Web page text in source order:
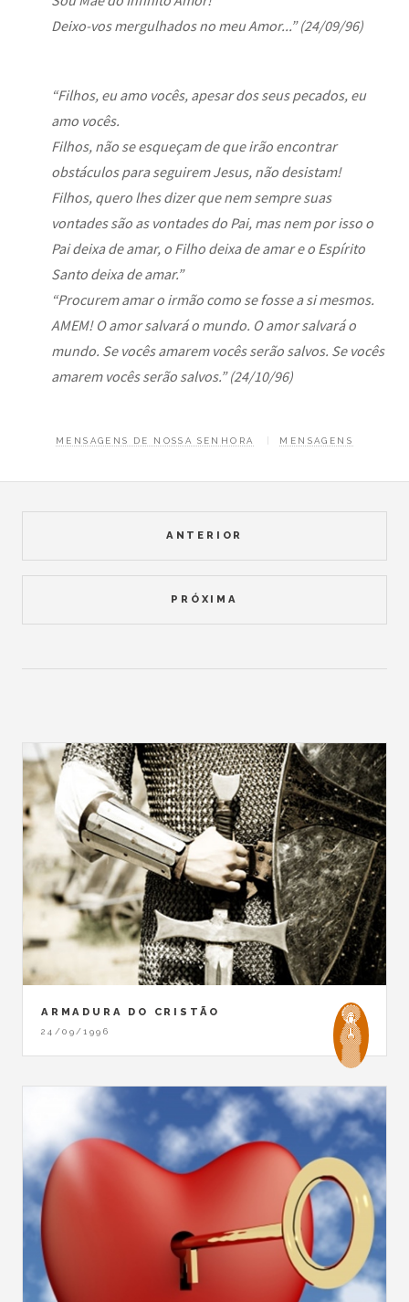
Deixo-vos mergulhados no meu Amor...” (24/09/96)
“Filhos, eu amo vocês, apesar dos seus pecados, eu
amo vocês.
Filhos, não se esqueçam de que irão encontrar
obstáculos para seguirem Jesus, não desistam!
Filhos, quero lhes dizer que nem sempre suas
vontades são as vontades do Pai, mas nem por isso o
Pai deixa de amar, o Filho deixa de amar e o Espírito
Santo deixa de amar.”
“Procurem amar o irmão como se fosse a si mesmos.
AMEM! O amor salvará o mundo. O amor salvará o
mundo. Se vocês amarem vocês serão salvos. Se vocês
amarem vocês serão salvos.” (24/10/96)
MENSAGENS DE NOSSA SENHORA MENSAGENS
ANTERIOR
PRÓXIMA
ARMADURA DO CRISTÃO
24/09/1996